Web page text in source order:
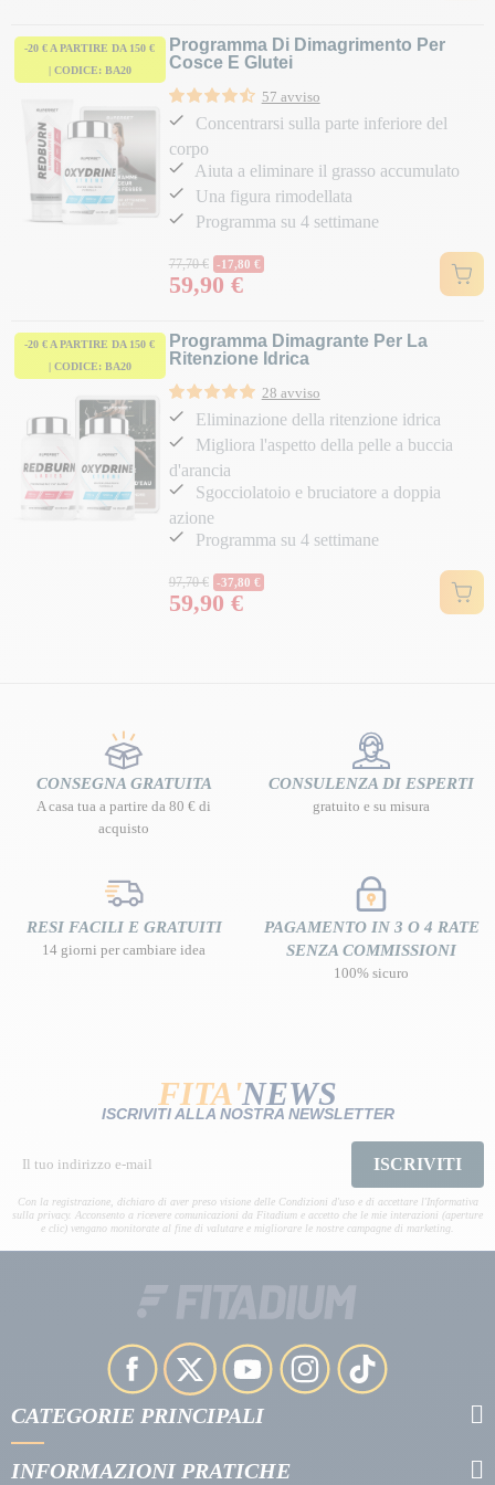
-20 € A PARTIRE DA 150 €
| CODICE: BA20
Programma Di Dimagrimento Per
Cosce E Glutei
57 avviso
Concentrarsi sulla parte inferiore del
corpo
Aiuta a eliminare il grasso accumulato
Una figura rimodellata
Programma su 4 settimane
Prezzo normale
77,70 € -17,80 €
Prezzo
59,90 €
-20 € A PARTIRE DA 150 €
| CODICE: BA20
Programma Dimagrante Per La
Ritenzione Idrica
28 avviso
Eliminazione della ritenzione idrica
Migliora l'aspetto della pelle a buccia
d'arancia
Sgocciolatoio e bruciatore a doppia
azione
Programma su 4 settimane
Prezzo normale
97,70 € -37,80 €
Prezzo
59,90 €
CONSEGNA GRATUITA
A casa tua a partire da 80 € di
acquisto
CONSULENZA DI ESPERTI
gratuito e su misura
RESI FACILI E GRATUITI
14 giorni per cambiare idea
PAGAMENTO IN 3 O 4 RATE
SENZA COMMISSIONI
100% sicuro
FITA'NEWS
ISCRIVITI ALLA NOSTRA NEWSLETTER
ISCRIVITI
Con la registrazione, dichiaro di aver preso visione delle Condizioni d'uso e di accettare l'Informativa
sulla privacy. Acconsento a ricevere comunicazioni da Fitadium e accetto che le mie interazioni (aperture
e clic) vengano monitorate al fine di valutare e migliorare le nostre campagne di marketing.
CATEGORIE PRINCIPALI
INFORMAZIONI PRATICHE